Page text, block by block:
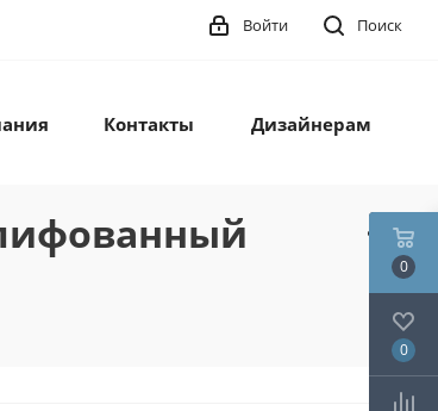
Поиск
Войти
Контакты Дизайнерам
0
0